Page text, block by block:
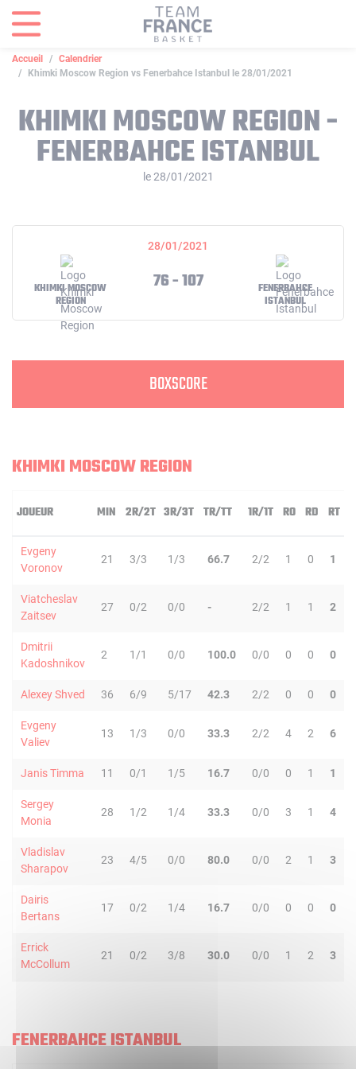
Accueil
Calendrier
Khimki Moscow Region vs Fenerbahce Istanbul le 28/01/2021
KHIMKI MOSCOW REGION -
FENERBAHCE ISTANBUL
le 28/01/2021
28/01/2021
KHIMKI MOSCOW
REGION
76 - 107
FENERBAHCE
ISTANBUL
BOXSCORE
KHIMKI MOSCOW REGION
JOUEUR MIN 2R/2T 3R/3T TR/TT 1R/1T RO RD RT
Evgeny
Voronov
21 3/3 1/3 66.7 2/2 1 0 1
Viatcheslav
Zaitsev
27 0/2 0/0 - 2/2 1 1 2
Dmitrii
Kadoshnikov
2 1/1 0/0 100.0 0/0 0 0 0
Alexey Shved 36 6/9 5/17 42.3 2/2 0 0 0
Evgeny
Valiev
13 1/3 0/0 33.3 2/2 4 2 6
Janis Timma 11 0/1 1/5 16.7 0/0 0 1 1
Sergey
Monia
28 1/2 1/4 33.3 0/0 3 1 4
Vladislav
Sharapov
23 4/5 0/0 80.0 0/0 2 1 3
Dairis
Bertans
17 0/2 1/4 16.7 0/0 0 0 0
Errick
McCollum
21 0/2 3/8 30.0 0/0 1 2 3
FENERBAHCE ISTANBUL
Panneau de gestion des cookies